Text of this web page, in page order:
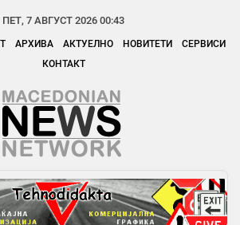
ПЕТ, 7 АВГУСТ 2026 00:43
АРХИВА АКТУЕЛНО НОВИТЕТИ
СЕРВИСИ
КОНТАКТ